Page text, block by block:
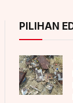
PILIHAN